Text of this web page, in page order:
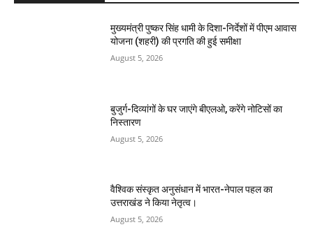
मुख्यमंत्री पुष्कर सिंह धामी के दिशा-निर्देशों में पीएम आवास
योजना (शहरी) की प्रगति की हुई समीक्षा
August 5, 2026
बुजुर्ग-दिव्यांगों के घर जाएंगे बीएलओ, करेंगे नोटिसों का
निस्तारण
August 5, 2026
वैश्विक संस्कृत अनुसंधान में भारत-नेपाल पहल का
उत्तराखंड ने किया नेतृत्व।
August 5, 2026